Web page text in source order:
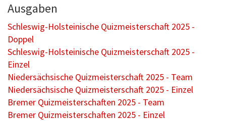
Ausgaben
Schleswig-Holsteinische Quizmeisterschaft 2025 -
Doppel
Schleswig-Holsteinische Quizmeisterschaft 2025 -
Einzel
Niedersächsische Quizmeisterschaft 2025 - Team
Niedersächsische Quizmeisterschaft 2025 - Einzel
Bremer Quizmeisterschaften 2025 - Team
Bremer Quizmeisterschaften 2025 - Einzel